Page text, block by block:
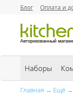
Блог Оплата и
Наборы
Главная → Ещё →